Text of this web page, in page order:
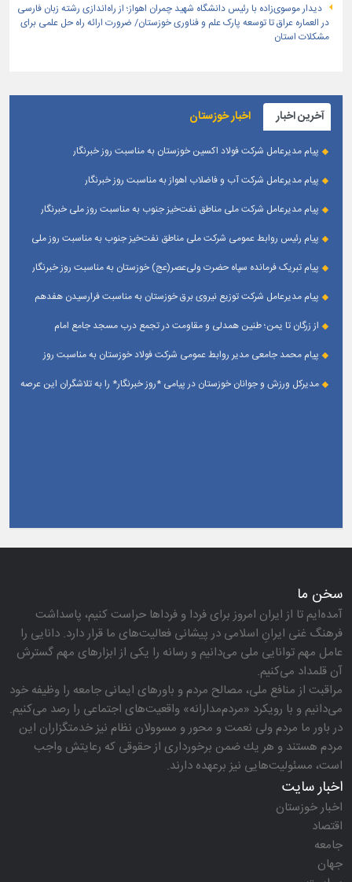
دیدار موسوی‌زاده با رئیس دانشگاه شهید چمران اهواز؛ از راه‌اندازی رشته زبان فارسی
در العماره عراق تا توسعه پارک علم و فناوری خوزستان/ ضرورت ارائه راه حل علمی برای
مشکلات استان
آخرین اخبار اخبار خوزستان
پیام مدیرعامل شرکت فولاد اکسین خوزستان به مناسبت روز خبرنگار
پیام مدیرعامل شرکت آب و فاضلاب اهواز به مناسبت روز خبرنگار
پیام مدیرعامل شركت ملی مناطق نفت‌خیز جنوب به مناسبت روز ملی خبرنگار
پیام رئیس روابط عمومی شركت ملی مناطق نفت‌خیز جنوب به مناسبت روز ملی
پیام تبریک فرمانده سپاه حضرت ولی‌عصر(عج) خوزستان به مناسبت روز خبرنگار
پیام مدیرعامل شرکت توزیع نیروی برق خوزستان به مناسبت فرارسیدن هفدهم
از زرگان تا یمن؛ طنین همدلی و مقاومت در تجمع درب مسجد جامع امام
پیام محمد جامعی مدیر روابط عمومی شرکت فولاد خوزستان به مناسبت روز
مدیرکل ورزش و جوانان خوزستان در پیامی *روز خبرنگار* را به تلاشگران این عرصه
سخن ما
آمده‌ایم تا از ایران امروز برای فردا و فرداها حراست كنیم، پاسداشت
فرهنگ غنی ایرانِ اسلامی در پیشانی فعالیت‌های ما قرار دارد. دانایی را
عامل مهم توانایی ملی می‌دانیم و رسانه را یكی از ابزارهای مهم گسترش
آن قلمداد می‌كنیم.
مراقبت از منافع ملی، مصالح مردم و باورهای ایمانی جامعه را وظیفه خود
می‌دانیم و با رویكرد «مردم‌مدارانه‌» واقعیت‌های اجتماعی را رصد می‌كنیم.
در باور ما مردم ولی نعمت و محور و مسوولان نظام نیز خدمتگزاران این
مردم هستند و هر یك ضمن برخورداری از حقوقی كه رعایتش واجب
است، مسئولیت‌هایی نیز برعهده دارند.
اخبار سایت
اخبار خوزستان
اقتصاد
جامعه
جهان